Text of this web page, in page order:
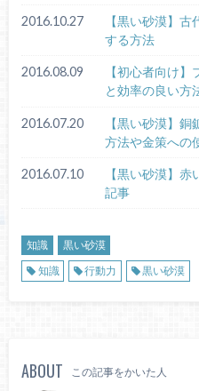
2016.10.27
【黒い砂漠】
する方法
2016.08.09
【初心者向け
と効率の良い方
2016.07.20
【黒い砂漠】
方法や金策への
2016.07.10
【黒い砂漠】
記事
知識
黒い砂漠
知識
行動力 黒い砂漠
ABOUT この記事をかいた人